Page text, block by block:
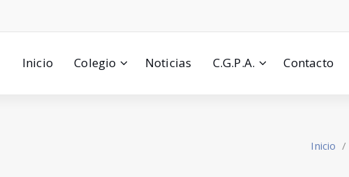
Inicio Colegio Noticias C.G.P.A. Contacto
Inicio /